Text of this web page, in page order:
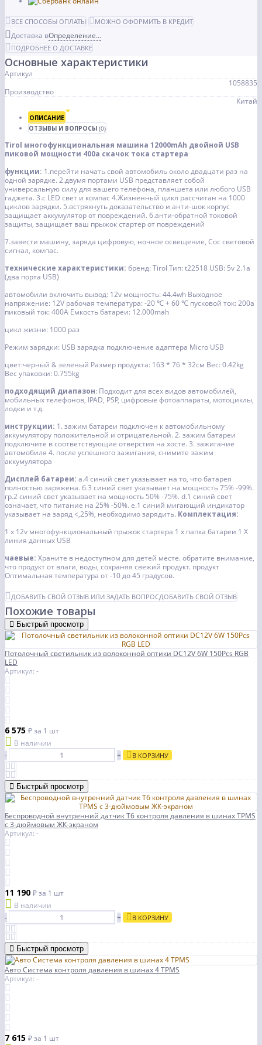
ВСЕ СПОСОБЫ ОПЛАТЫ МОЖНО ОФОРМИТЬ В КРЕДИТ
Доставка вОпределение...
ПОДРОБНЕЕ О ДОСТАВКЕ
Основные характеристики
Артикул
1058835
Производство
Китай
ОПИСАНИЕ
ОТЗЫВЫ И ВОПРОСЫ (0)
Tirol многофункциональная машина 12000mAh двойной USB
пиковой мощности 400а скачок тока стартера
функции: 1.перейти начать свой автомобиль около двадцати раз на
одной зарядке. 2.двумя портами USB представляет собой
универсальную силу для вашего телефона, планшета или любого USB
гаджета. 3.с LED свет и компас 4.Жизненный цикл рассчитан на 1000
циклов зарядки. 5.встряхнуть доказательство и анти-шок корпус
защищает аккумулятор от повреждений. 6.анти-обратной токовой
защиты, защищает ваш прыжок стартер от повреждений
7.завести машину, заряда цифровую, ночное освещение, Сос световой
сигнал, компас.
технические характеристики: бренд: Tirol Тип: t22518 USB: 5v 2.1a
(два порта USB)
автомобили включить вывод: 12v мощность: 44.4wh Выходное
напряжение: 12V рабочая температура: -20 ℃ + 60 ℃ пусковой ток: 200a
пиковый ток: 400A Емкость батареи: 12.000mah
цикл жизни: 1000 раз
Режим зарядки: USB зарядка подключение адаптера Micro USB
цвет:черный & зеленый Размер продукта: 163 * 76 * 32см Вес: 0.42kg
Вес упаковки: 0.755kg
подходящий диапазон: Подходит для всех видов автомобилей,
мобильных телефонов, IPAD, PSP, цифровые фотоаппараты, мотоциклы,
лодки и т.д.
инструкции: 1. зажим батареи подключен к автомобильному
аккумулятору положительной и отрицательной. 2. зажим батареи
подключите в соответствующие отверстия на хосте. 3. зажигание
автомобиля 4. после успешного зажигания, снимите зажим
аккумулятора
Дисплей батареи: а.4 синий свет указывает на то, что батарея
полностью заряжена. б.3 синий свет указывает на мощность 75% -99%.
гр.2 синий свет указывает на мощность 50% -75%. d.1 синий свет
означает, что питание на 25% -50%. е.1 синий мигающий индикатор
указывает на заряд <,25%, необходимо зарядить. Комплектация:
1 x 12v многофункциональный прыжок стартера 1 x папка батареи 1 X
линия данных USB
чаевые: Храните в недоступном для детей месте. обратите внимание,
что продукт от влаги, воды, сохраняя свежий продукт. продукт
Оптимальная температура от -10 до 45 градусов.
ДОБАВИТЬ СВОЙ ОТЗЫВ ИЛИ ЗАДАТЬ ВОПРОСДОБАВИТЬ СВОЙ ОТЗЫВ
Похожие товары
Быстрый просмотр
Потолочный светильник из волоконной оптики DC12V 6W 150Pcs RGB
LED
Артикул: -
6 575 ₽за 1 шт
В наличии
-
+ В КОРЗИНУ
Быстрый просмотр
Беспроводной внутренний датчик T6 контроля давления в шинах TPMS
с 3-дюймовым ЖК-экраном
Артикул: -
11 190 ₽за 1 шт
В наличии
-
+ В КОРЗИНУ
Быстрый просмотр
Авто Система контроля давления в шинах 4 TPMS
Артикул: -
7 615 ₽за 1 шт